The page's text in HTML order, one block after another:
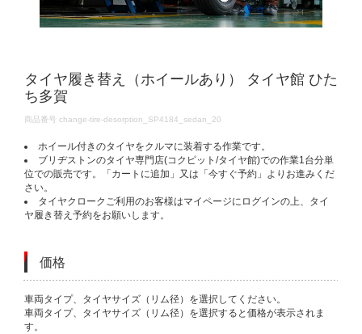
タイヤ履き替え（ホイールあり） タイヤ館 ひた
ち多賀
DETAILS
商品番号 change-tire-desorption_SP4184_sedan_20
ホイール付きのタイヤをクルマに装着する作業です。
ブリヂストンのタイヤ専門店(コクピット/タイヤ館)での作業1台分単
位での販売です。「カートに追加」又は「今すぐ予約」よりお進みくだ
さい。
タイヤクロークご利用のお客様はマイページにログインの上、タイ
ヤ履き替え予約をお願いします。
価格
VARIATIONS
車両タイプ、タイヤサイズ（リム径）を選択してください。
車両タイプ、タイヤサイズ（リム径）を選択すると価格が表示されま
す。